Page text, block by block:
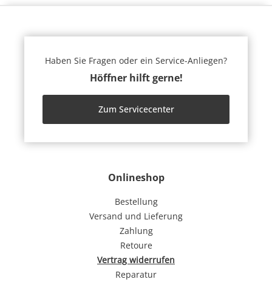
Onlineshop
Bestellung
Versand und Lieferung
Zahlung
Retoure
Vertrag widerrufen
Reparatur
Haben Sie Fragen oder ein Service-Anliegen?
Höffner hilft gerne!
Zum Servicecenter